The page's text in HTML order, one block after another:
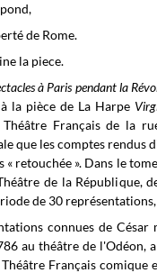
de Rome.
la piece.
à Paris pendant la
la pièce de La Harpe
Français de la
que les comptes rendus
« retouchée ». Dans le
de la République,
de 30 représentations,
connues de César
au théâtre de l'Odéon,
Français comique